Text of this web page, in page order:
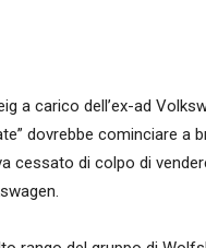
a carico dell’ex-ad
dovrebbe cominciare a
cessato di colpo di